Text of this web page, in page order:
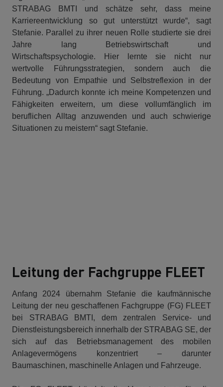
STRABAG BMTI und schätze sehr, dass meine
Karriereentwicklung so gut unterstützt wurde“, sagt
Stefanie. Parallel zu ihrer neuen Rolle studierte sie drei
Jahre lang Betriebswirtschaft und
Wirtschaftspsychologie. Hier lernte sie nicht nur
wertvolle Führungsstrategien, sondern auch die
Bedeutung von Empathie und Selbstreflexion in der
Führung. „Dadurch konnte ich meine Kompetenzen und
Fähigkeiten erweitern, um diese vollumfänglich im
beruflichen Alltag anzuwenden und auch schwierige
Situationen zu meistern“ sagt Stefanie.
Leitung der Fachgruppe FLEET
Anfang 2024 übernahm Stefanie die kaufmännische
Leitung der neu geschaffenen Fachgruppe (FG) FLEET
bei STRABAG BMTI, dem zentralen Service- und
Dienstleistungsbereich innerhalb der STRABAG SE, der
sich auf das Betriebsmanagement des mobilen
Anlagevermögens konzentriert – darunter
Baumaschinen, maschinelle Anlagen und Fahrzeuge.